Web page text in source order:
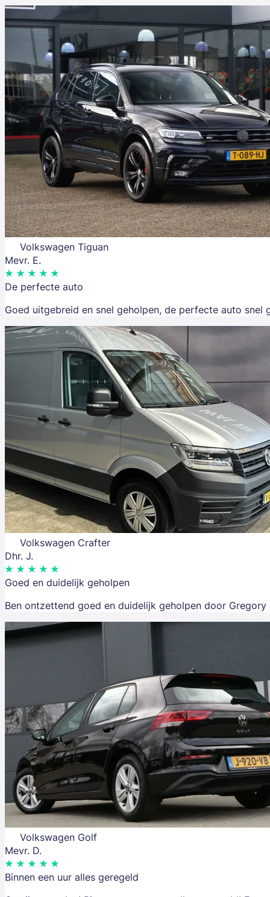
Volkswagen Tiguan
Mevr. E.
De perfecte auto
Goed uitgebreid en snel geholpen, de perfecte auto snel
Volkswagen Crafter
Dhr. J.
Goed en duidelijk geholpen
Ben ontzettend goed en duidelijk geholpen door
Volkswagen Golf
Mevr. D.
Binnen een uur alles geregeld